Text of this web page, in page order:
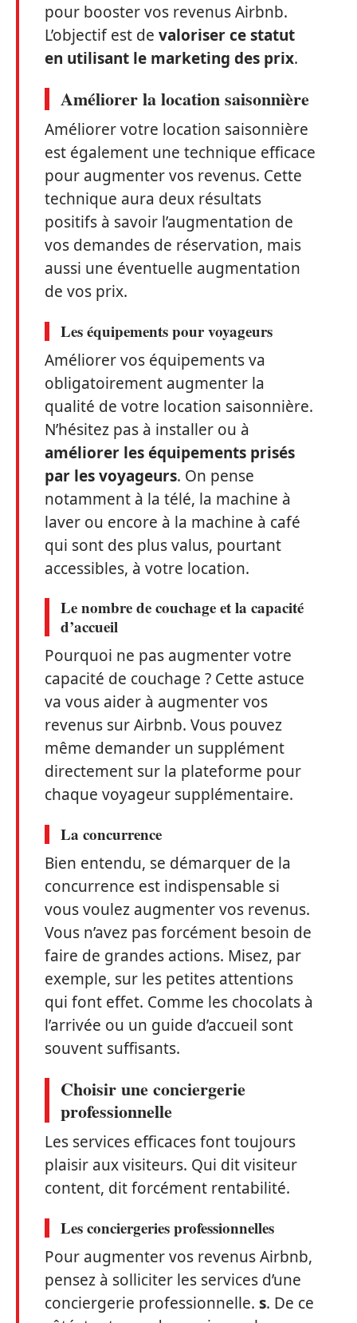
pour booster vos revenus Airbnb.
L’objectif est de valoriser ce statut
en utilisant le marketing des prix.
Améliorer la location saisonnière
Améliorer votre location saisonnière
est également une technique efficace
pour augmenter vos revenus. Cette
technique aura deux résultats
positifs à savoir l’augmentation de
vos demandes de réservation, mais
aussi une éventuelle augmentation
de vos prix.
Les équipements pour voyageurs
Améliorer vos équipements va
obligatoirement augmenter la
qualité de votre location saisonnière.
N’hésitez pas à installer ou à
améliorer les équipements prisés
par les voyageurs. On pense
notamment à la télé, la machine à
laver ou encore à la machine à café
qui sont des plus valus, pourtant
accessibles, à votre location.
Le nombre de couchage et la capacité
d’accueil
Pourquoi ne pas augmenter votre
capacité de couchage ? Cette astuce
va vous aider à augmenter vos
revenus sur Airbnb. Vous pouvez
même demander un supplément
directement sur la plateforme pour
chaque voyageur supplémentaire.
La concurrence
Bien entendu, se démarquer de la
concurrence est indispensable si
vous voulez augmenter vos revenus.
Vous n’avez pas forcément besoin de
faire de grandes actions. Misez, par
exemple, sur les petites attentions
qui font effet. Comme les chocolats à
l’arrivée ou un guide d’accueil sont
souvent suffisants.
Choisir une conciergerie
professionnelle
Les services efficaces font toujours
plaisir aux visiteurs. Qui dit visiteur
content, dit forcément rentabilité.
Les conciergeries professionnelles
Pour augmenter vos revenus Airbnb,
pensez à solliciter les services d’une
conciergerie professionnelle. s. De ce